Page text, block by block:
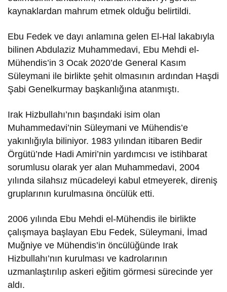
kaynaklardan mahrum etmek olduğu belirtildi.
Ebu Fedek ve dayı anlamına gelen El-Hal lakabıyla
bilinen Abdulaziz Muhammedavi, Ebu Mehdi el-
Mühendis’in 3 Ocak 2020’de General Kasım
Süleymani ile birlikte şehit olmasının ardından Haşdi
Şabi Genelkurmay başkanlığına atanmıştı.
Irak Hizbullahı’nın başındaki isim olan
Muhammedavi’nin Süleymani ve Mühendis’e
yakınlığıyla biliniyor. 1983 yılından itibaren Bedir
Örgütü’nde Hadi Amiri’nin yardımcısı ve istihbarat
sorumlusu olarak yer alan Muhammedavi, 2004
yılında silahsız mücadeleyi kabul etmeyerek, direniş
gruplarının kurulmasına öncülük etti.
2006 yılında Ebu Mehdi el-Mühendis ile birlikte
çalışmaya başlayan Ebu Fedek, Süleymani, İmad
Muğniye ve Mühendis’in öncülüğünde Irak
Hizbullahı’nın kurulması ve kadrolarının
uzmanlaştırılıp askeri eğitim görmesi sürecinde yer
aldı.